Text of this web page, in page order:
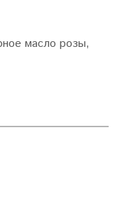
масло розы,